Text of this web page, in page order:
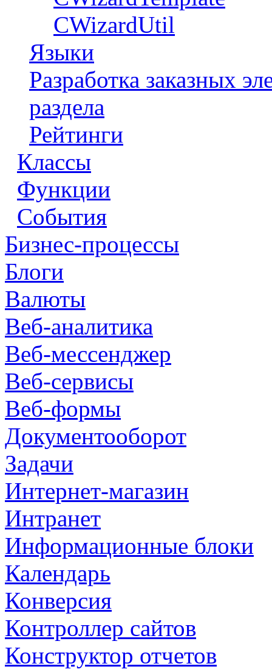
CWizardUtil
Языки
Разработка заказных
раздела
Рейтинги
Классы
Функции
События
Бизнес-процессы
Блоги
Валюты
Веб-аналитика
Веб-мессенджер
Веб-сервисы
Веб-формы
Документооборот
Задачи
Интернет-магазин
Интранет
Информационные блоки
Календарь
Конверсия
Контроллер сайтов
Конструктор отчетов